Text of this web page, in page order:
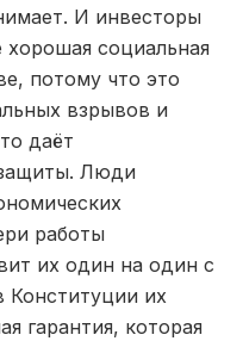
И инвесторы
социальная
потому что это
взрывов и
даёт
Люди
работы
их один на один с
Конституции их
гарантия, которая